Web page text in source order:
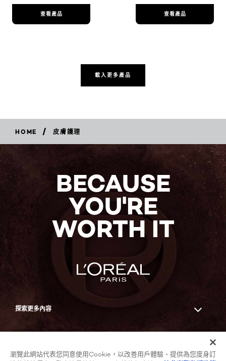
查看產品 查看產品
載入更多產品
HOME / 皮膚護理
BECAUSE
YOU'RE
WORTH IT
探索更多內容
瀏覽此網站代表您同意使用Cookie，以改善用戶體驗、提供為您度身訂